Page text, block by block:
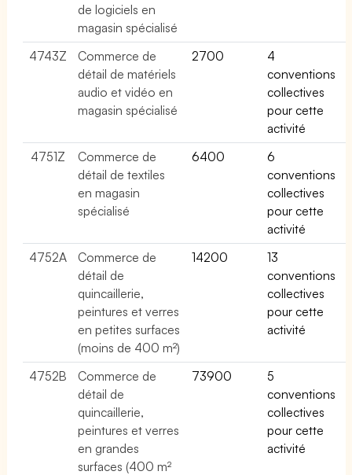
de logiciels en
magasin spécialisé
4743Z
Commerce de
détail de matériels
audio et vidéo en
magasin spécialisé
2700
4
conventions
collectives
pour cette
activité
4751Z
Commerce de
détail de textiles
en magasin
spécialisé
6400
6
conventions
collectives
pour cette
activité
4752A
Commerce de
détail de
quincaillerie,
peintures et verres
en petites surfaces
(moins de 400 m²)
14200
13
conventions
collectives
pour cette
activité
4752B
Commerce de
détail de
quincaillerie,
peintures et verres
en grandes
surfaces (400 m²
73900
5
conventions
collectives
pour cette
activité